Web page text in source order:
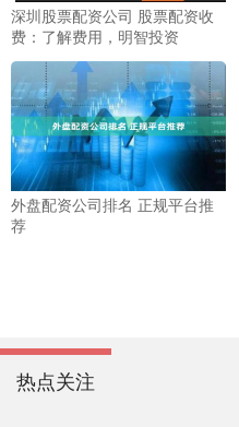
深圳股票配资公司 股票配资收
费：了解费用，明智投资
外盘配资公司排名 正规平台推
荐
热点关注